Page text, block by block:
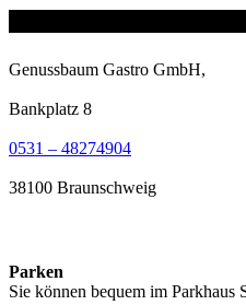
Genussbaum Gastro GmbH,
Bankplatz 8
0531 – 48274904
38100 Braunschweig
Parken
Sie können bequem im Parkhaus